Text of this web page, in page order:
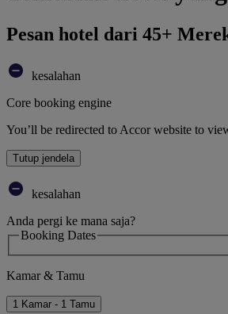
Pesan hotel dari 45+
kesalahan
Core booking engine
You’ll be redirected to Accor website to
Tutup jendela
kesalahan
Anda pergi ke mana saja?
Booking Dates
Kamar & Tamu
1 Kamar - 1 Tamu